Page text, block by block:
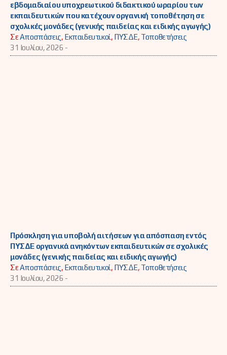
εβδομαδιαίου υποχρεωτικού διδακτικού ωραρίου των
εκπαιδευτικών που κατέχουν οργανική τοποθέτηση σε
σχολικές μονάδες (γενικής παιδείας και ειδικής αγωγής)
ΣεΑποσπάσεις, Εκπαιδευτικοί, ΠΥΣΔΕ, Τοποθετήσεις
31 Ιουλίου, 2026 -
Πρόσκληση για υποβολή αιτήσεων για απόσπαση εντός
ΠΥΣΔΕ οργανικά ανηκόντων εκπαιδευτικών σε σχολικές
μονάδες (γενικής παιδείας και ειδικής αγωγής)
ΣεΑποσπάσεις, Εκπαιδευτικοί, ΠΥΣΔΕ, Τοποθετήσεις
31 Ιουλίου, 2026 -